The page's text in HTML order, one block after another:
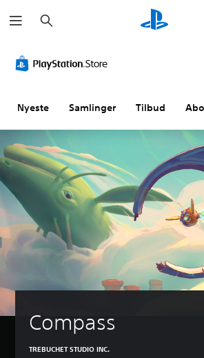
ø
g
Nyeste Samlinger Tilbud
Compass
TREBUCHET STUDIO INC.